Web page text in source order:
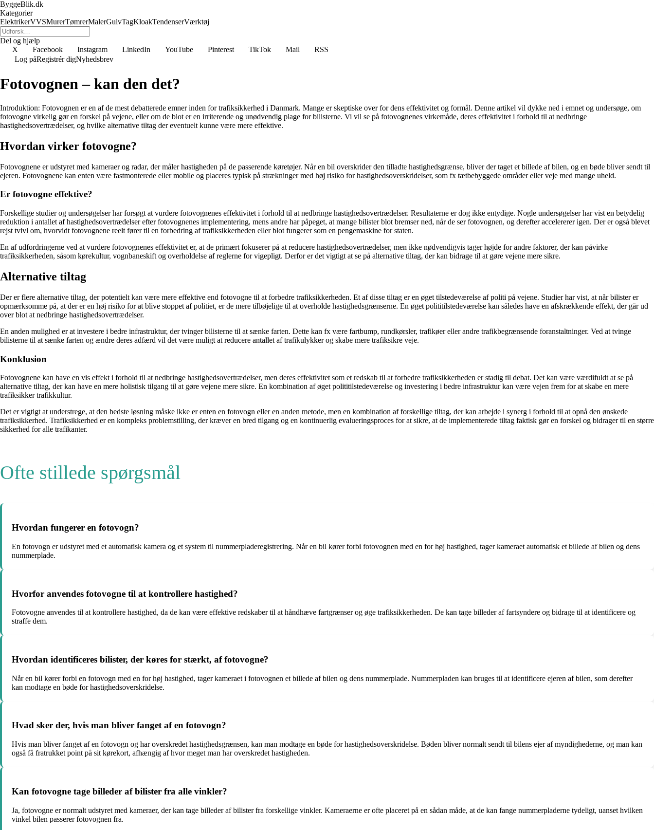
ByggeBlik.dk
Kategorier
ElektrikerVVSMurerTømrerMalerGulvTagKloakTendenserVærktøj
Del og hjælp
X
Facebook Instagram LinkedIn YouTube Pinterest TikTok Mail
RSS
Log påRegistrér digNyhedsbrev
Fotovognen – kan den det?
Introduktion: Fotovognen er en af de mest debatterede emner inden for trafiksikkerhed i Danmark. Mange er skeptiske over for dens effektivitet og formål. Denne artikel vil dykke ned i emnet og undersøge, om
fotovogne virkelig gør en forskel på vejene, eller om de blot er en irriterende og unødvendig plage for bilisterne. Vi vil se på fotovognenes virkemåde, deres effektivitet i forhold til at nedbringe
hastighedsovertrædelser, og hvilke alternative tiltag der eventuelt kunne være mere effektive.
Hvordan virker fotovogne?
Fotovognene er udstyret med kameraer og radar, der måler hastigheden på de passerende køretøjer. Når en bil overskrider den tilladte hastighedsgrænse, bliver der taget et billede af bilen, og en bøde bliver sendt til
ejeren. Fotovognene kan enten være fastmonterede eller mobile og placeres typisk på strækninger med høj risiko for hastighedsoverskridelser, som fx tætbebyggede områder eller veje med mange uheld.
Er fotovogne effektive?
Forskellige studier og undersøgelser har forsøgt at vurdere fotovognenes effektivitet i forhold til at nedbringe hastighedsovertrædelser. Resultaterne er dog ikke entydige. Nogle undersøgelser har vist en betydelig
reduktion i antallet af hastighedsovertrædelser efter fotovognenes implementering, mens andre har påpeget, at mange bilister blot bremser ned, når de ser fotovognen, og derefter accelererer igen. Der er også blevet
rejst tvivl om, hvorvidt fotovognene reelt fører til en forbedring af trafiksikkerheden eller blot fungerer som en pengemaskine for staten.
En af udfordringerne ved at vurdere fotovognenes effektivitet er, at de primært fokuserer på at reducere hastighedsovertrædelser, men ikke nødvendigvis tager højde for andre faktorer, der kan påvirke
trafiksikkerheden, såsom kørekultur, vognbaneskift og overholdelse af reglerne for vigepligt. Derfor er det vigtigt at se på alternative tiltag, der kan bidrage til at gøre vejene mere sikre.
Alternative tiltag
Der er flere alternative tiltag, der potentielt kan være mere effektive end fotovogne til at forbedre trafiksikkerheden. Et af disse tiltag er en øget tilstedeværelse af politi på vejene. Studier har vist, at når bilister er
opmærksomme på, at der er en høj risiko for at blive stoppet af politiet, er de mere tilbøjelige til at overholde hastighedsgrænserne. En øget polititilstedeværelse kan således have en afskrækkende effekt, der går ud
over blot at nedbringe hastighedsovertrædelser.
En anden mulighed er at investere i bedre infrastruktur, der tvinger bilisterne til at sænke farten. Dette kan fx være fartbump, rundkørsler, trafikøer eller andre trafikbegrænsende foranstaltninger. Ved at tvinge
bilisterne til at sænke farten og ændre deres adfærd vil det være muligt at reducere antallet af trafikulykker og skabe mere trafiksikre veje.
Konklusion
Fotovognene kan have en vis effekt i forhold til at nedbringe hastighedsovertrædelser, men deres effektivitet som et redskab til at forbedre trafiksikkerheden er stadig til debat. Det kan være værdifuldt at se på
alternative tiltag, der kan have en mere holistisk tilgang til at gøre vejene mere sikre. En kombination af øget polititilstedeværelse og investering i bedre infrastruktur kan være vejen frem for at skabe en mere
trafiksikker trafikkultur.
Det er vigtigt at understrege, at den bedste løsning måske ikke er enten en fotovogn eller en anden metode, men en kombination af forskellige tiltag, der kan arbejde i synerg i forhold til at opnå den ønskede
trafiksikkerhed. Trafiksikkerhed er en kompleks problemstilling, der kræver en bred tilgang og en kontinuerlig evalueringsproces for at sikre, at de implementerede tiltag faktisk gør en forskel og bidrager til en større
sikkerhed for alle trafikanter.
Ofte stillede spørgsmål
Hvordan fungerer en fotovogn?
En fotovogn er udstyret med et automatisk kamera og et system til nummerpladeregistrering. Når en bil kører forbi fotovognen med en for høj hastighed, tager kameraet automatisk et billede af bilen og dens
nummerplade.
Hvorfor anvendes fotovogne til at kontrollere hastighed?
Fotovogne anvendes til at kontrollere hastighed, da de kan være effektive redskaber til at håndhæve fartgrænser og øge trafiksikkerheden. De kan tage billeder af fartsyndere og bidrage til at identificere og
straffe dem.
Hvordan identificeres bilister, der køres for stærkt, af fotovogne?
Når en bil kører forbi en fotovogn med en for høj hastighed, tager kameraet i fotovognen et billede af bilen og dens nummerplade. Nummerpladen kan bruges til at identificere ejeren af bilen, som derefter
kan modtage en bøde for hastighedsoverskridelse.
Hvad sker der, hvis man bliver fanget af en fotovogn?
Hvis man bliver fanget af en fotovogn og har overskredet hastighedsgrænsen, kan man modtage en bøde for hastighedsoverskridelse. Bøden bliver normalt sendt til bilens ejer af myndighederne, og man kan
også få fratrukket point på sit kørekort, afhængig af hvor meget man har overskredet hastigheden.
Kan fotovogne tage billeder af bilister fra alle vinkler?
Ja, fotovogne er normalt udstyret med kameraer, der kan tage billeder af bilister fra forskellige vinkler. Kameraerne er ofte placeret på en sådan måde, at de kan fange nummerpladerne tydeligt, uanset hvilken
vinkel bilen passerer fotovognen fra.